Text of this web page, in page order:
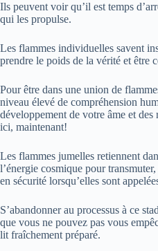
Ils peuvent voir qu’il est temps
qui les propulse.
Les flammes individuelles savent
prendre le poids de la vérité et être
Pour être dans une union de
niveau élevé de compréhension
développement de votre âme et
ici, maintenant!
Les flammes jumelles retiennent
l’énergie cosmique pour
en sécurité lorsqu’elles sont
S’abandonner au processus à ce
que vous ne pouvez pas vous
lit fraîchement préparé.